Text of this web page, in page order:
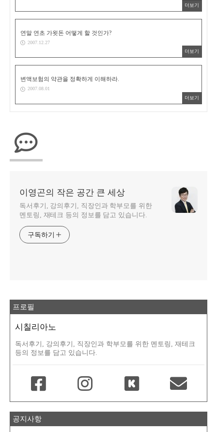
더보기
연말 연초 가욋돈 어떻게 할 것인가?
2007.12.27
더보기
변액보험의 약관을 정확하게 이해하라.
2007.08.01
더보기
이영곤의 작은 공간 큰 세상
독서후기, 강의후기, 직장인과 학부모를 위한
멘토링, 재테크 등의 정보를 담고 있습니다.
구독하기
프로필
시칠리아노
독서후기, 강의후기, 직장인과 학부모를 위한 멘토링, 재테크
등의 정보를 담고 있습니다.
공지사항